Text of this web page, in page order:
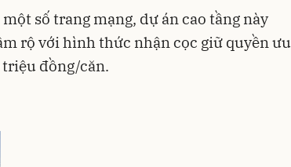
số trang mạng, dự án cao tầng này
rộ với hình thức nhận cọc giữ quyền ưu
triệu đồng/căn.